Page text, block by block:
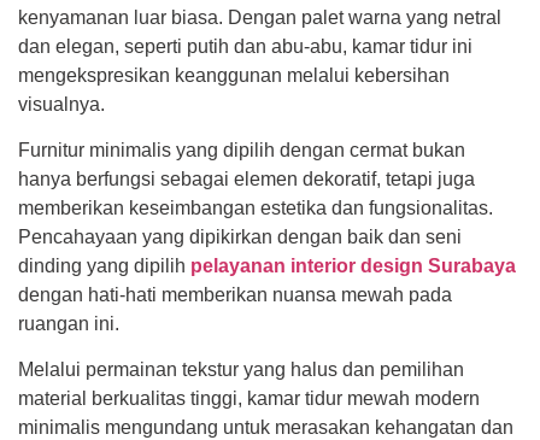
kenyamanan luar biasa. Dengan palet warna yang netral
dan elegan, seperti putih dan abu-abu, kamar tidur ini
mengekspresikan keanggunan melalui kebersihan
visualnya.
Furnitur minimalis yang dipilih dengan cermat bukan
hanya berfungsi sebagai elemen dekoratif, tetapi juga
memberikan keseimbangan estetika dan fungsionalitas.
Pencahayaan yang dipikirkan dengan baik dan seni
dinding yang dipilih pelayanan interior design Surabaya
dengan hati-hati memberikan nuansa mewah pada
ruangan ini.
Melalui permainan tekstur yang halus dan pemilihan
material berkualitas tinggi, kamar tidur mewah modern
minimalis mengundang untuk merasakan kehangatan dan